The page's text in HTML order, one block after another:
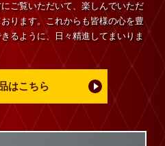
ご覧いただいて、楽しんでいただ
ります。これからも皆様の心を豊
るように、日々精進してまいりま
はこちら